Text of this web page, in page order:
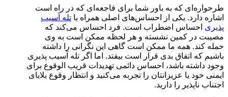
طرحواره‌ای که به باور شما برای فاجعه‌ای که در راه است
اشاره دارد. یکی از احساس‌های اصلی همراه با تله آسیب
پذیری احساس اضطراب است. فرد احساس می‌کند که
مصیبت در کمین نشسته و هر لحظه ممکن است به وی
حمله کند. همه ما ممکن است گاهی این نگرانی را داشته
باشیم که اتفاق بدی قرار است بیفتد. اما اگر تله آسیب پذیری
وجود داشته باشد، احساس دائمی تهدیدات قریب الوقوع برای
ایمنی خود یا عزیزانتان را تجربه می‌کنید و انتظار وقوع بلایای
اجتناب ناپذیر را دارید.